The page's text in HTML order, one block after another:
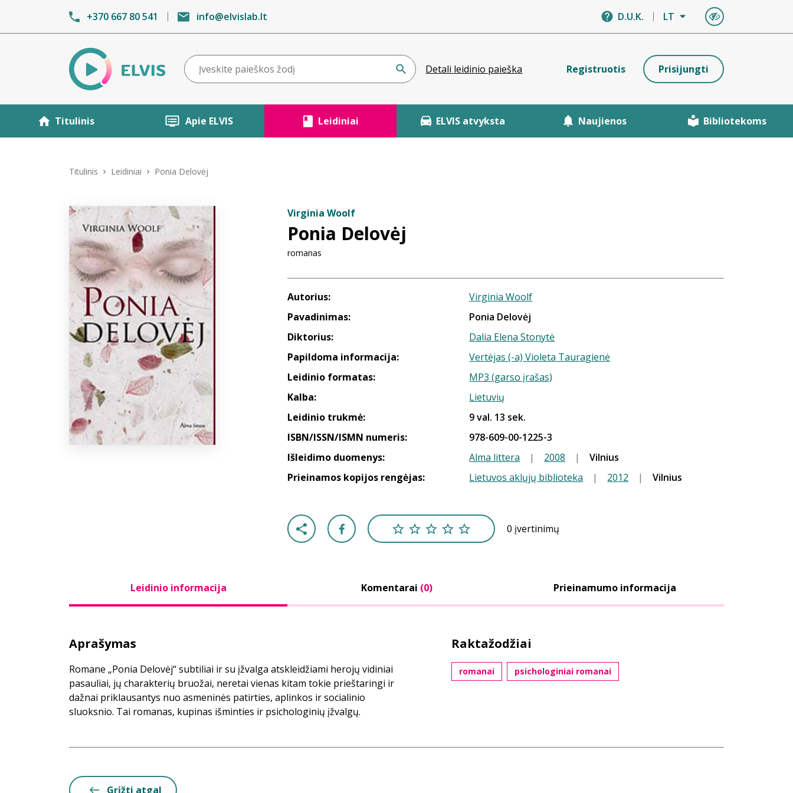
+370 667 80 541 info@elvislab.lt D.U.K. LT
Detali leidinio paieška Registruotis Prisijungti
Titulinis Apie ELVIS Leidiniai ELVIS atvyksta Naujienos Bibliotekoms
Titulinis Leidiniai Ponia Delovėj
Virginia Woolf
Ponia Delovėj
romanas
Autorius:
Virginia Woolf
Pavadinimas:
Ponia Delovėj
Diktorius:
Dalia Elena Stonytė
Papildoma informacija:
Vertėjas (-a) Violeta Tauragienė
Leidinio formatas:
MP3 (garso įrašas)
Kalba:
Lietuvių
Leidinio trukmė:
9 val. 13 sek.
ISBN/ISSN/ISMN numeris:
978-609-00-1225-3
Išleidimo duomenys:
Alma littera | 2008 |
Vilnius
Prieinamos kopijos rengėjas:
Lietuvos aklųjų biblioteka | 2012 | Vilnius
0 įvertinimų
Leidinio informacija Komentarai (0) Prieinamumo informacija
Aprašymas
Romane „Ponia Delovėj“ subtiliai ir su įžvalga atskleidžiami herojų vidiniai
pasauliai, jų charakterių bruožai, neretai vienas kitam tokie prieštaringi ir
dažnai priklausantys nuo asmeninės patirties, aplinkos ir socialinio
sluoksnio. Tai romanas, kupinas išminties ir psichologinių įžvalgų.
Raktažodžiai
romanai psichologiniai romanai
Grįžti atgal